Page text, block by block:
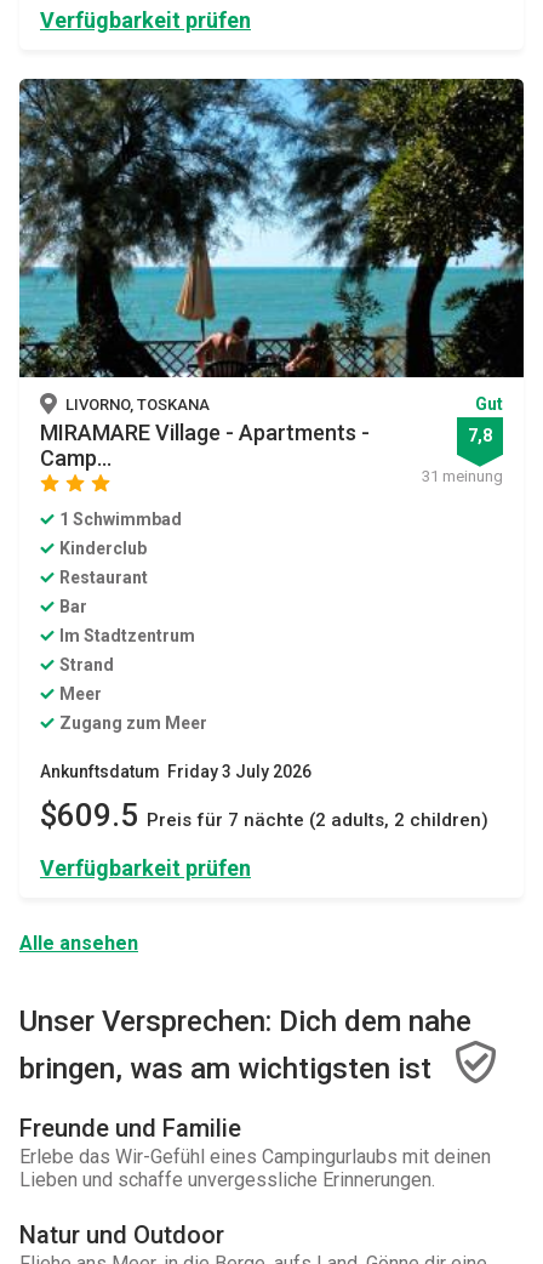
Verfügbarkeit prüfen
LIVORNO, TOSKANA
MIRAMARE Village - Apartments -
Camp...
star star
Gut
7,8
31 meinung
1 Schwimmbad
Kinderclub
Restaurant
Bar
Im Stadtzentrum
Strand
Meer
Zugang zum Meer
Ankunftsdatum Friday 3 July 2026
$609.5 Preis für 7 nächte (2 adults, 2 children)
Verfügbarkeit prüfen
Alle ansehen
Unser Versprechen: Dich dem nahe
bringen, was am wichtigsten ist
Freunde und Familie
Erlebe das Wir-Gefühl eines Campingurlaubs mit deinen
Lieben und schaffe unvergessliche Erinnerungen.
Natur und Outdoor